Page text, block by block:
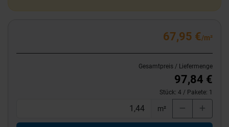
67,95 €/m²
Gesamtpreis / Liefermenge
97,84 €
Stück: 4 / Pakete: 1
m²